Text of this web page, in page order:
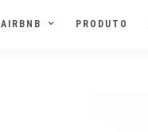
AIRBNB PRODUTO